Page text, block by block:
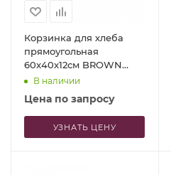
Корзинка для хлеба
прямоугольная
60x40x12см BROWN
Profi-Chef
В наличии
Цена по запросу
УЗНАТЬ ЦЕНУ